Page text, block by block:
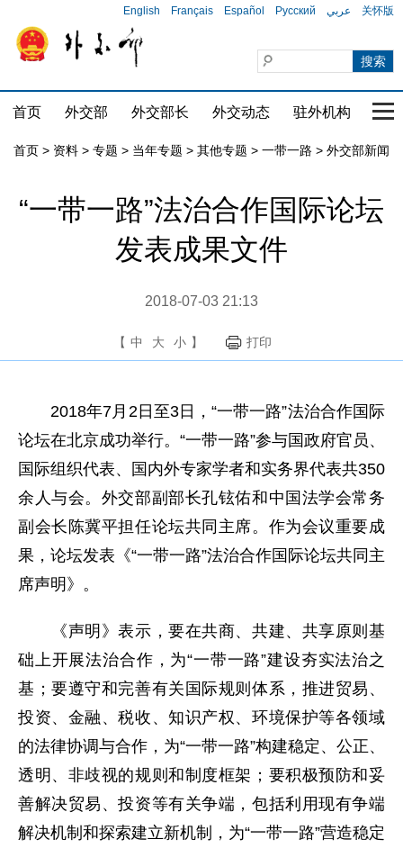
English Français Español Русский عربي 关怀版
首页 外交部 外交部长 外交动态 驻外机构 国
首页 > 资料 > 专题 > 当年专题 > 其他专题 > 一带一路 > 外交部新闻
“一带一路”法治合作国际论坛
发表成果文件
2018-07-03 21:13
【 中 大 小 】 打印
2018年7月2日至3日，“一带一路”法治合作国际
论坛在北京成功举行。“一带一路”参与国政府官员、
国际组织代表、国内外专家学者和实务界代表共350
余人与会。外交部副部长孔铉佑和中国法学会常务
副会长陈冀平担任论坛共同主席。作为会议重要成
果，论坛发表《“一带一路”法治合作国际论坛共同主
席声明》。
《声明》表示，要在共商、共建、共享原则基
础上开展法治合作，为“一带一路”建设夯实法治之
基；要遵守和完善有关国际规则体系，推进贸易、
投资、金融、税收、知识产权、环境保护等各领域
的法律协调与合作，为“一带一路”构建稳定、公正、
透明、非歧视的规则和制度框架；要积极预防和妥
善解决贸易、投资等有关争端，包括利用现有争端
解决机制和探索建立新机制，为“一带一路”营造稳定